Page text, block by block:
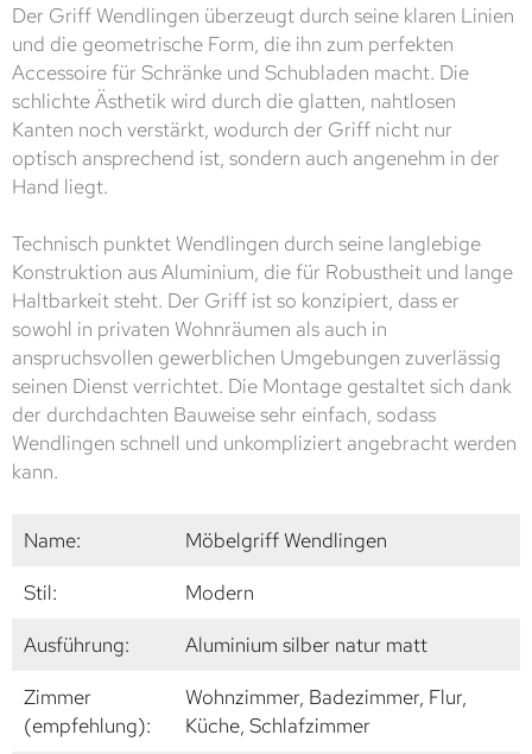
Der Griff Wendlingen überzeugt durch seine klaren Linien
und die geometrische Form, die ihn zum perfekten
Accessoire für Schränke und Schubladen macht. Die
schlichte Ästhetik wird durch die glatten, nahtlosen
Kanten noch verstärkt, wodurch der Griff nicht nur
optisch ansprechend ist, sondern auch angenehm in der
Hand liegt.
Technisch punktet Wendlingen durch seine langlebige
Konstruktion aus Aluminium, die für Robustheit und lange
Haltbarkeit steht. Der Griff ist so konzipiert, dass er
sowohl in privaten Wohnräumen als auch in
anspruchsvollen gewerblichen Umgebungen zuverlässig
seinen Dienst verrichtet. Die Montage gestaltet sich dank
der durchdachten Bauweise sehr einfach, sodass
Wendlingen schnell und unkompliziert angebracht werden
kann.
Name:
Möbelgriff Wendlingen
Stil:
Modern
Ausführung:
Aluminium silber natur matt
Zimmer
(empfehlung):
Wohnzimmer, Badezimmer, Flur,
Küche, Schlafzimmer